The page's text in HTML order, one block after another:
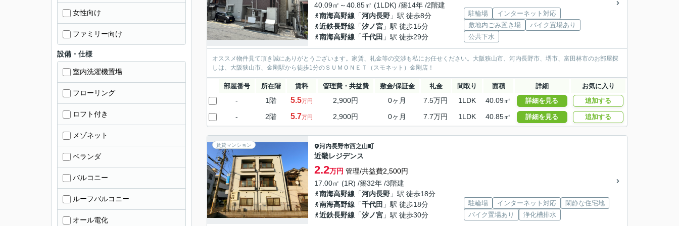
40.09㎡～40.85㎡ (1LDK) /築14年 /2階建
南海高野線 「河内長野 」駅 徒歩8分
近鉄長野線 「汐ノ宮 」駅 徒歩15分
南海高野線 「千代田 」駅 徒歩29分
駐輪場
インターネット対応
敷地内ごみ置き場
バイク置場あり
公共下水
オススメ物件見て頂き誠にありがとうございます。家賃、礼金等の交渉も私にお任せください。大阪狭山市、河内長野市、堺市、富田林市のお部屋探
しは、大阪狭山市、金剛駅から徒歩1分のＳＵＭＯＮＥＴ（スモネット）金剛店！
部屋番号 所在階 賃料 管理費・共益費 敷金/保証金 礼金 間取り 面積 詳細 お気に入り
- 1階 5.5万円 2,900円 0ヶ月 7.5万円 1LDK 40.09㎡ 詳細を見る 追加する
- 2階 5.7万円 2,900円 0ヶ月 7.7万円 1LDK 40.85㎡ 詳細を見る 追加する
賃貸マンション 河内長野市西之山町
近畿レジデンス
2.2万円 管理/共益費2,500円
17.00㎡ (1R) /築32年 /3階建
南海高野線 「河内長野 」駅 徒歩18分
南海高野線 「千代田 」駅 徒歩18分
近鉄長野線 「汐ノ宮 」駅 徒歩30分
駐輪場 インターネット対応
閑静な住宅地
バイク置場あり
浄化槽排水
女性向け
ファミリー向け
設備・仕様
室内洗濯機置場
フローリング
ロフト付き
メゾネット
ベランダ
バルコニー
ルーフバルコニー
オール電化